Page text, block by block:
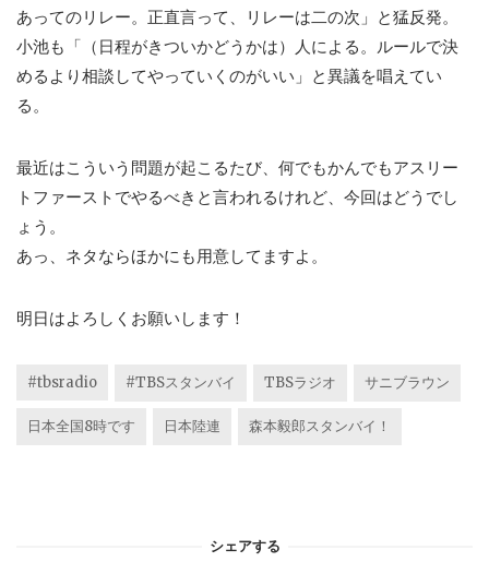
あってのリレー。正直言って、リレーは二の次」と猛反発。
小池も「（日程がきついかどうかは）人による。ルールで決
めるより相談してやっていくのがいい」と異議を唱えてい
る。
最近はこういう問題が起こるたび、何でもかんでもアスリー
トファーストでやるべきと言われるけれど、今回はどうでし
ょう。
あっ、ネタならほかにも用意してますよ。
明日はよろしくお願いします！
#tbsradio #TBSスタンバイ TBSラジオ サニブラウン
日本全国8時です 日本陸連 森本毅郎スタンバイ！
シェアする